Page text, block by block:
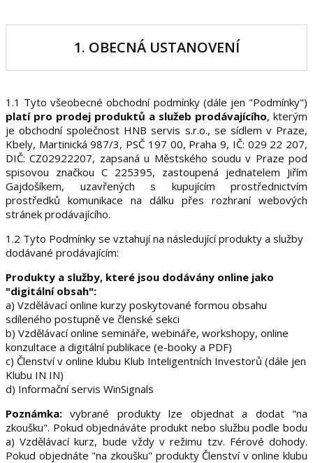
1. OBECNÁ USTANOVENÍ
1.1 Tyto všeobecné obchodní podmínky (dále jen "Podmínky")
platí pro prodej produktů a služeb prodávajícího, kterým
je obchodní společnost HNB servis s.r.o., se sídlem v Praze,
Kbely, Martinická 987/3, PSČ 197 00, Praha 9, IČ: 029 22 207,
DIČ: CZ02922207, zapsaná u Městského soudu v Praze pod
spisovou značkou C 225395, zastoupená jednatelem Jiřím
Gajdošíkem, uzavřených s kupujícím prostřednictvím
prostředků komunikace na dálku přes rozhraní webových
stránek prodávajícího.
1.2 Tyto Podmínky se vztahují na následující produkty a služby
dodávané prodávajícím:
Produkty a služby, které jsou dodávány online jako
"digitální obsah":
a) Vzdělávací online kurzy poskytované formou obsahu
sdíleného postupně ve členské sekci
b) Vzdělávací online semináře, webináře, workshopy, online
konzultace a digitální publikace (e-booky a PDF)
c) Členství v online klubu Klub Inteligentních Investorů (dále jen
Klubu IN IN)
d) Informační servis WinSignals
Poznámka: vybrané produkty lze objednat a dodat "na
zkoušku". Pokud objednáváte produkt nebo službu podle bodu
a) Vzdělávací kurz, bude vždy v režimu tzv. Férové dohody.
Pokud objednáte "na zkoušku" produkty Členství v online klubu